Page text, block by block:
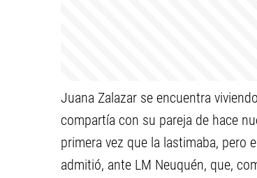
Juana Zalazar se encuentra
compartía con su pareja de hace
primera vez que la lastimaba, pero
admitió, ante LM Neuquén, que,